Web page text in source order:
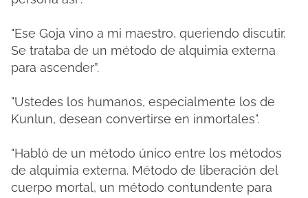
"Ese Goja vino a mi maestro, queriendo discutir.
Se trataba de un método de alquimia externa
para ascender”.
"Ustedes los humanos, especialmente los de
Kunlun, desean convertirse en inmortales".
"Habló de un método único entre los métodos
de alquimia externa. Método de liberación del
cuerpo mortal, un método contundente para